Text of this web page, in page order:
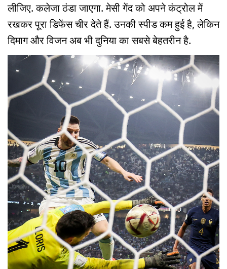
लीजिए. कलेजा ठंडा जाएगा. मेसी गेंद को अपने कंट्रोल में
रखकर पूरा डिफेंस चीर देते हैं. उनकी स्पीड कम हुई है, लेकिन
दिमाग और विजन अब भी दुनिया का सबसे बेहतरीन है.